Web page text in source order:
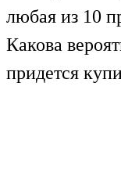
любая из 10
Какова
придется